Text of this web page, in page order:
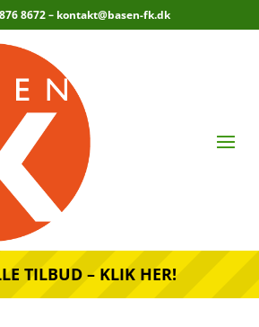
8672 – kontakt@basen-fk.dk
TILBUD – KLIK HER!